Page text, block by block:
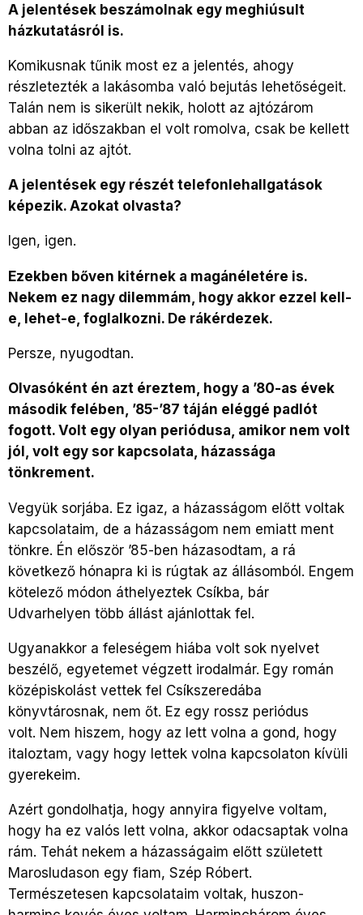
A jelentések beszámolnak egy meghiúsult
házkutatásról is.
Komikusnak tűnik most ez a jelentés, ahogy
részletezték a lakásomba való bejutás lehetőségeit.
Talán nem is sikerült nekik, holott az ajtózárom
abban az időszakban el volt romolva, csak be kellett
volna tolni az ajtót.
A jelentések egy részét telefonlehallgatások
képezik. Azokat olvasta?
Igen, igen.
Ezekben bőven kitérnek a magánéletére is.
Nekem ez nagy dilemmám, hogy akkor ezzel kell-
e, lehet-e, foglalkozni. De rákérdezek.
Persze, nyugodtan.
Olvasóként én azt éreztem, hogy a ’80-as évek
második felében, ’85-’87 táján eléggé padlót
fogott. Volt egy olyan periódusa, amikor nem volt
jól, volt egy sor kapcsolata, házassága
tönkrement.
Vegyük sorjába. Ez igaz, a házasságom előtt voltak
kapcsolataim, de a házasságom nem emiatt ment
tönkre. Én először ’85-ben házasodtam, a rá
következő hónapra ki is rúgtak az állásomból. Engem
kötelező módon áthelyeztek Csíkba, bár
Udvarhelyen több állást ajánlottak fel.
Ugyanakkor a feleségem hiába volt sok nyelvet
beszélő, egyetemet végzett irodalmár. Egy román
középiskolást vettek fel Csíkszeredába
könyvtárosnak, nem őt. Ez egy rossz periódus
volt. Nem hiszem, hogy az lett volna a gond, hogy
italoztam, vagy hogy lettek volna kapcsolaton kívüli
gyerekeim.
Azért gondolhatja, hogy annyira figyelve voltam,
hogy ha ez valós lett volna, akkor odacsaptak volna
rám. Tehát nekem a házasságaim előtt született
Marosludason egy fiam, Szép Róbert.
Természetesen kapcsolataim voltak, huszon-